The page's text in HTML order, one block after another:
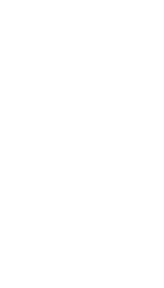
La formación de José
diputados y materializa
convertirse en la cuarta